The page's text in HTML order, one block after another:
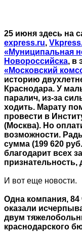
25 июня здесь на
express.ru,
«Муниципальная
Новороссийска, в
«Московский
историю
Краснодара. У
паралич, из-за
ходить. Марату
провести в
(Москва). Но
возможности.
сумма (199 620
благодарит всех
признательность,
И вот еще новости.
Одна компания, 84
оказали
двум
краснодарского